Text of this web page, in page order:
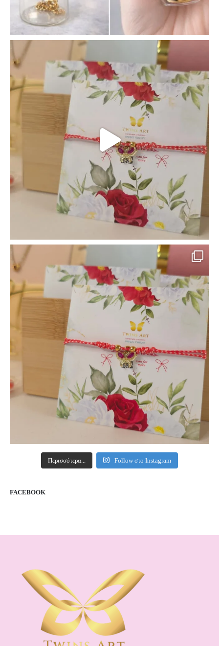
Περισσότερα... Follow στο Instagram
FACEBOOK